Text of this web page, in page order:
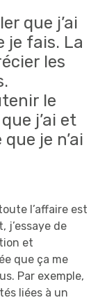
que j’ai
je fais. La
les
le
j’ai et
je n’ai
l’affaire est
j’essaye de
et
que ça me
Par exemple,
liées à un